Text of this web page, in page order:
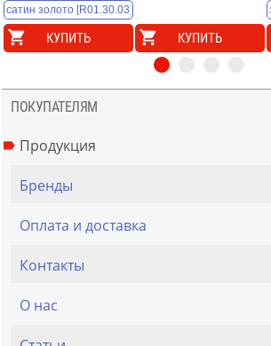
КУПИТЬ КУПИТЬ
ПОКУПАТЕЛЯМ
Продукция
Бренды
Оплата и доставка
Контакты
О нас